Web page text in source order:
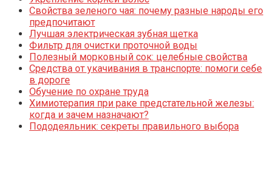
Свойства зеленого чая: почему разные народы его
предпочитают
Лучшая электрическая зубная щетка
Фильтр для очистки проточной воды
Полезный морковный сок: целебные свойства
Средства от укачивания в транспорте: помоги себе
в дороге
Обучение по охране труда
Химиотерапия при раке предстательной железы:
когда и зачем назначают?
Пододеяльник: секреты правильного выбора